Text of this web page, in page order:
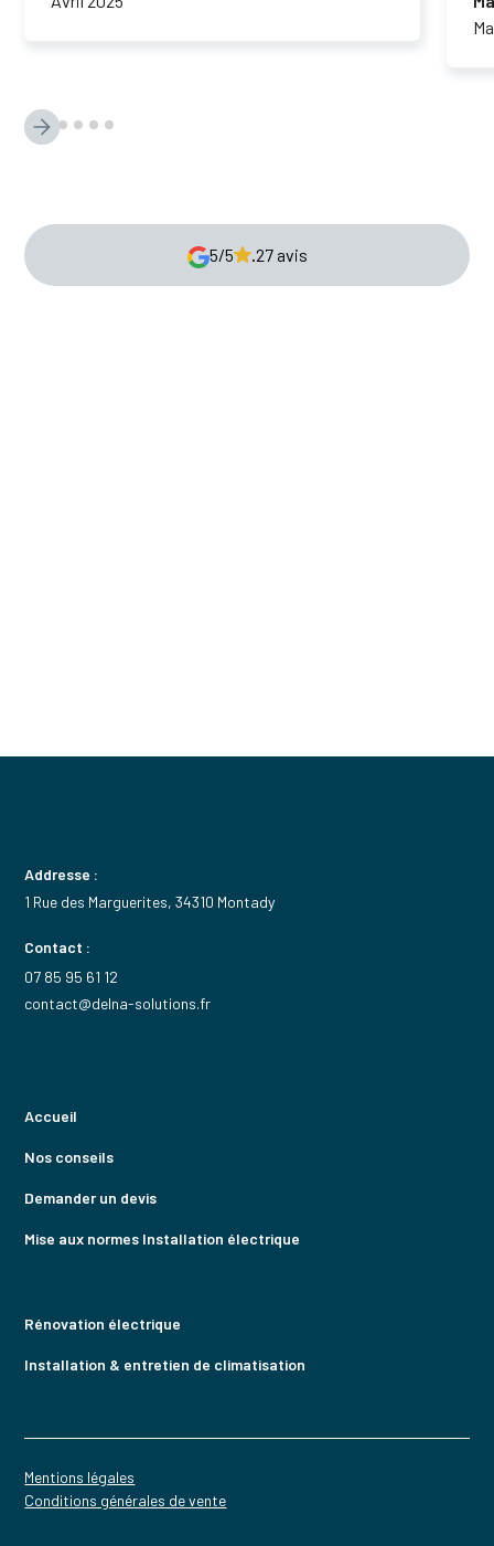
5/5 . 27 avis
Addresse :
1 Rue des Marguerites, 34310 Montady
Contact :
07 85 95 61 12
contact@delna-solutions.fr
Accueil
Nos conseils
Demander un devis
Mise aux normes Installation électrique
Rénovation électrique
Installation & entretien de climatisation
Mentions légales
Conditions générales de vente